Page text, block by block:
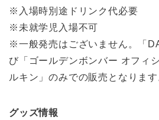
※入場時別途ドリンク代必要
※未就学児入場不可
※一般発売はございません。「
び「ゴールデンボンバー オフィ
ルキン」のみでの販売となります
グッズ情報